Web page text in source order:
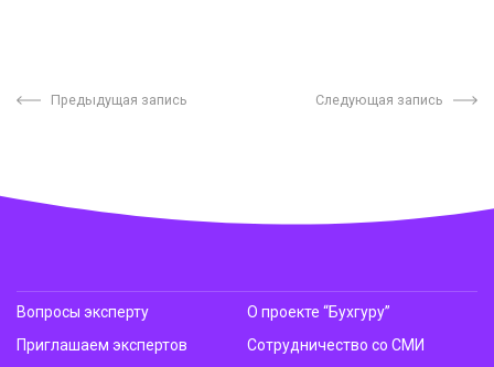
Предыдущая запись Следующая запись
Вопросы эксперту
Приглашаем экспертов
О проекте “Бухгуру”
Сотрудничество со СМИ